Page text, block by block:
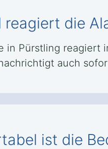
reagiert die
in Pürstling
auch
ist die